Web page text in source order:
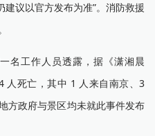
议以官方发布为准”。消防救援
工作人员透露，据《潇湘晨
人死亡，其中 1 人来自南京、3
方政府与景区均未就此事件发布